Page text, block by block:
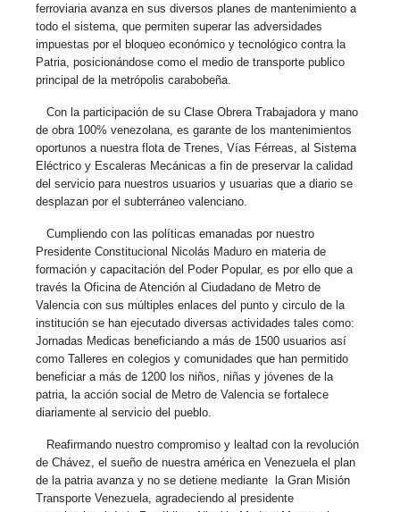
ferroviaria avanza en sus diversos planes de mantenimiento a
todo el sistema, que permiten superar las adversidades
impuestas por el bloqueo económico y tecnológico contra la
Patria, posicionándose como el medio de transporte publico
principal de la metrópolis carabobeña.
Con la participación de su Clase Obrera Trabajadora y mano
de obra 100% venezolana, es garante de los mantenimientos
oportunos a nuestra flota de Trenes, Vías Férreas, al Sistema
Eléctrico y Escaleras Mecánicas a fin de preservar la calidad
del servicio para nuestros usuarios y usuarias que a diario se
desplazan por el subterráneo valenciano.
Cumpliendo con las políticas emanadas por nuestro
Presidente Constitucional Nicolás Maduro en materia de
formación y capacitación del Poder Popular, es por ello que a
través la Oficina de Atención al Ciudadano de Metro de
Valencia con sus múltiples enlaces del punto y circulo de la
institución se han ejecutado diversas actividades tales como:
Jornadas Medicas beneficiando a más de 1500 usuarios así
como Talleres en colegios y comunidades que han permitido
beneficiar a más de 1200 los niños, niñas y jóvenes de la
patria, la acción social de Metro de Valencia se fortalece
diariamente al servicio del pueblo.
Reafirmando nuestro compromiso y lealtad con la revolución
de Chávez, el sueño de nuestra américa en Venezuela el plan
de la patria avanza y no se detiene mediante la Gran Misión
Transporte Venezuela, agradeciendo al presidente